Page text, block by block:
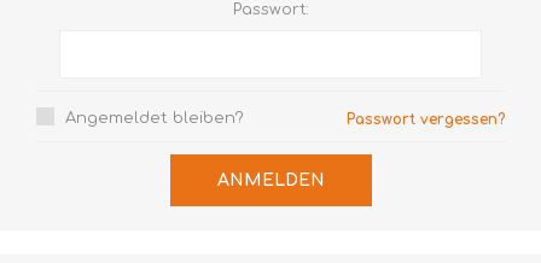
Passwort:
Angemeldet bleiben? Passwort vergessen?
ANMELDEN